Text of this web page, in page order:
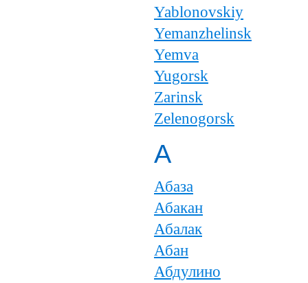
Yablonovskiy
Yemanzhelinsk
Yemva
Yugorsk
Zarinsk
Zelenogorsk
А
Абаза
Абакан
Абалак
Абан
Абдулино